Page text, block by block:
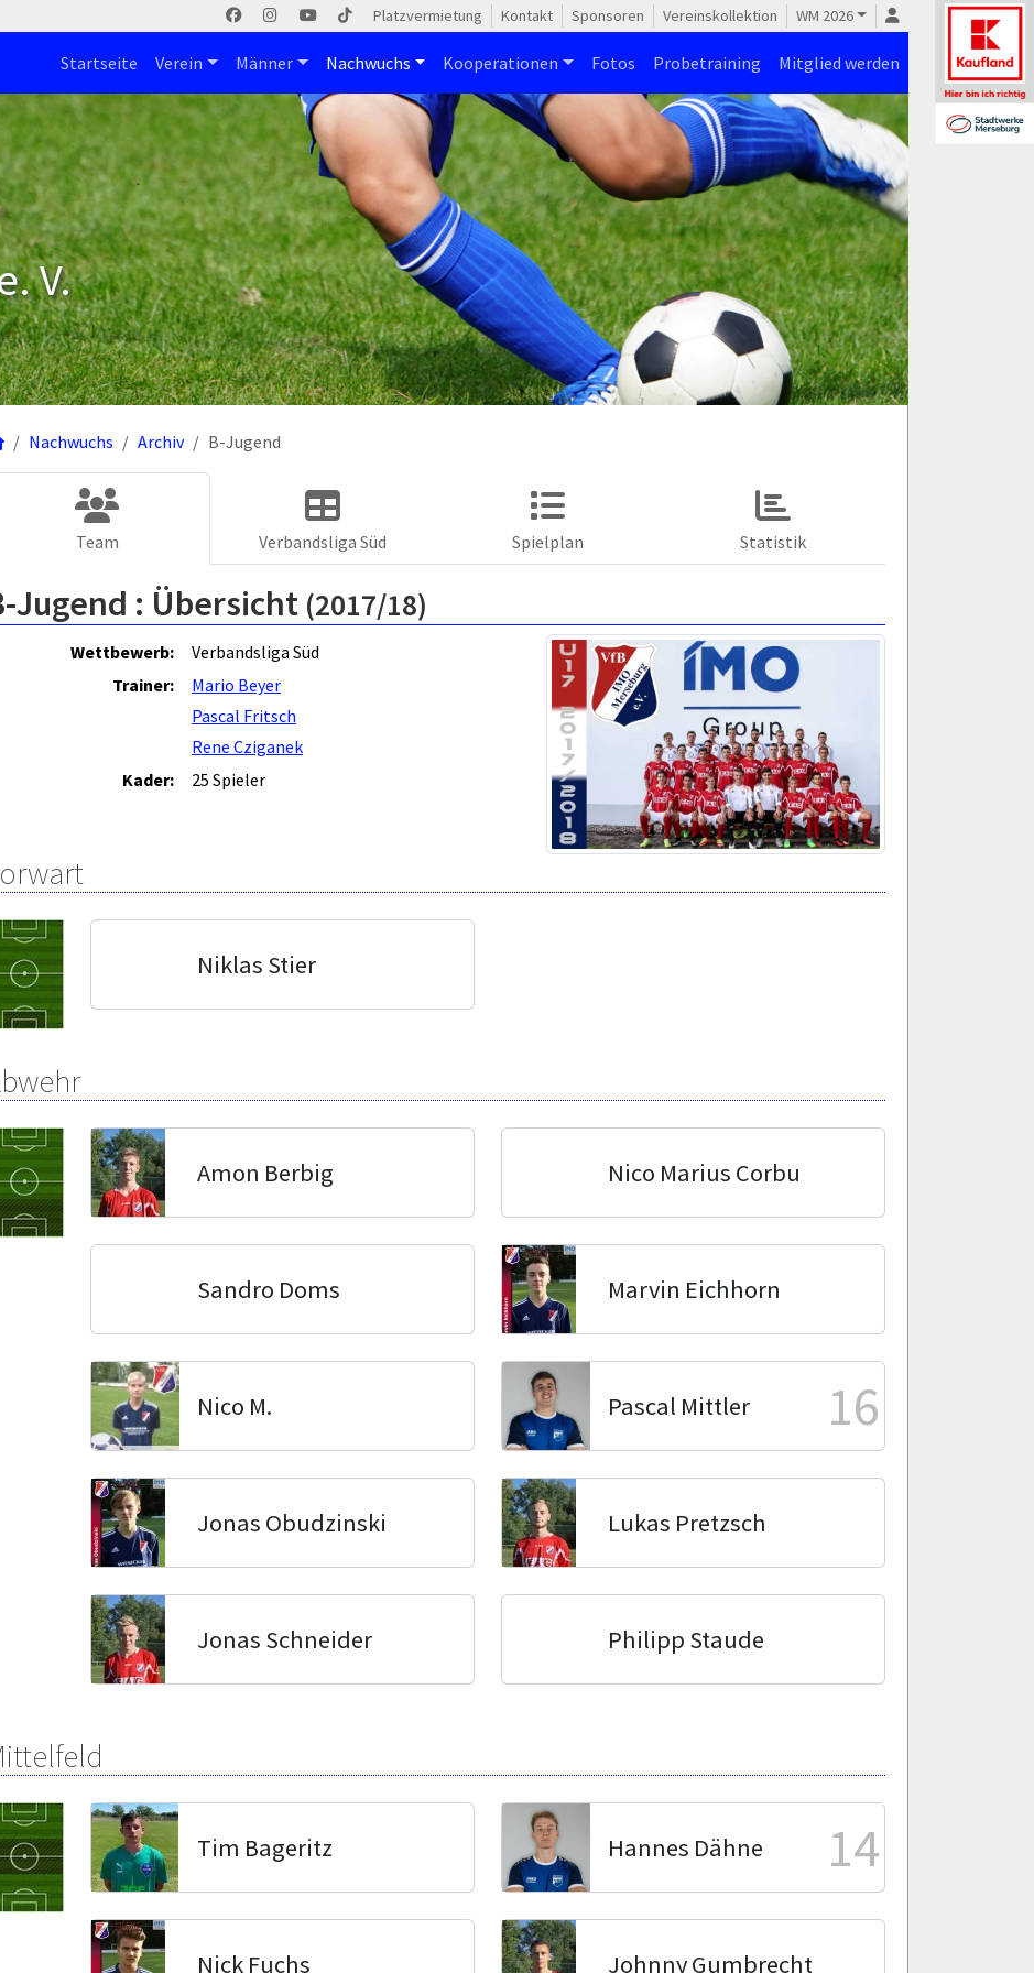
Platzvermietung Kontakt Sponsoren Vereinskollektion WM 2026
Startseite Verein Männer Nachwuchs Kooperationen Fotos Probetraining Mitglied werden
V.
Nachwuchs Archiv B-Jugend
Team Verbandsliga Süd Spielplan Statistik
Jugend : Übersicht (2017/18)
Wettbewerb:
Verbandsliga Süd
Trainer:
Mario Beyer
Pascal Fritsch
Rene Cziganek
Kader:
25 Spieler
Niklas Stier
Amon Berbig Nico Marius Corbu
Sandro Doms Marvin Eichhorn
Nico M. Pascal Mittler 16
Jonas Obudzinski Lukas Pretzsch
Jonas Schneider Philipp Staude
Tim Bageritz Hannes Dähne 14
Nick Fuchs Johnny Gumbrecht